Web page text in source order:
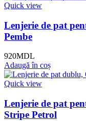
Quick view
Lenjerie de pat
Pembe
920MDL
Adaugă în coș
Quick view
Lenjerie de pat
Stripe Petrol